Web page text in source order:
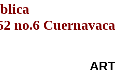
no.6